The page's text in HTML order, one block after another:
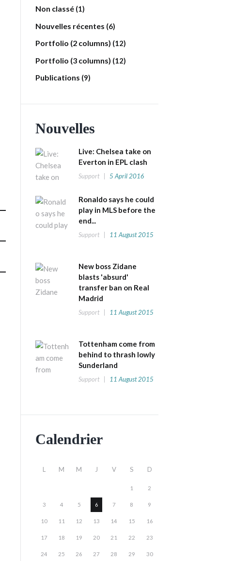
Non classé (1)
Nouvelles récentes (6)
Portfolio (2 columns) (12)
Portfolio (3 columns) (12)
Publications (9)
Nouvelles
Live: Chelsea take on
Everton in EPL clash
Support 5 April 2016
Ronaldo says he could
play in MLS before the
end...
Support 11 August 2015
New boss Zidane
blasts 'absurd'
transfer ban on Real
Madrid
Support 11 August 2015
Tottenham come from
behind to thrash lowly
Sunderland
Support 11 August 2015
Calendrier
L M M J V S D
1 2
3 4 5 6 7 8 9
10 11 12 13 14 15 16
17 18 19 20 21 22 23
24 25 26 27 28 29 30